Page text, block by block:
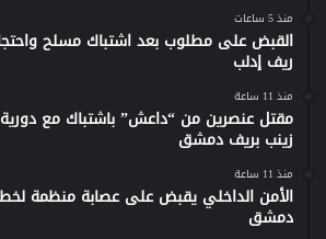
منذ 5 ساعات
ريف إدلب
منذ 11 ساعة
مقتل عنصرين من “داعش” باشتباك مع
زينب بريف دمشق
منذ 11 ساعة
الأمن الداخلي يقبض على عصابة منظمة
دمشق